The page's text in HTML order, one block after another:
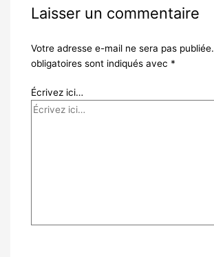
Laisser un commentaire
Votre adresse e-mail ne sera pas publiée.
obligatoires sont indiqués avec *
Écrivez ici…